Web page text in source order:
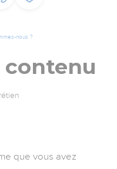
nous ?
contenu
que vous avez